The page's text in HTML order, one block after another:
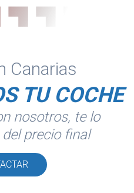
Canarias
TU COCHE
nosotros, te lo
precio final